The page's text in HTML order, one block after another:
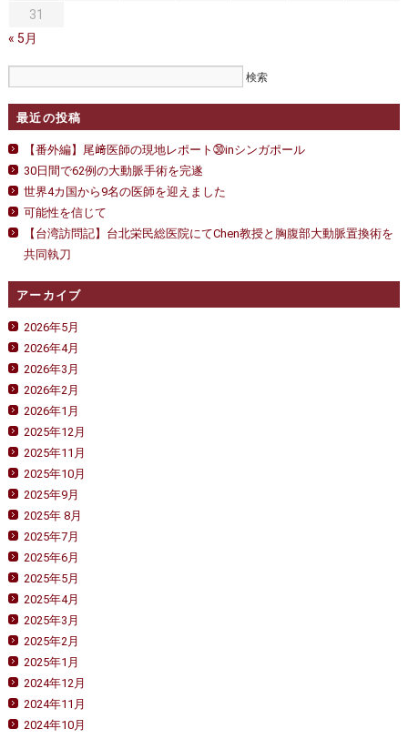
31
« 5月
最近の投稿
【番外編】尾﨑医師の現地レポート㉚inシンガポール
30日間で62例の大動脈手術を完遂
世界4カ国から9名の医師を迎えました
可能性を信じて
【台湾訪問記】台北栄民総医院にてChen教授と胸腹部大動脈置換術を
共同執刀
アーカイブ
2026年5月
2026年4月
2026年3月
2026年2月
2026年1月
2025年12月
2025年11月
2025年10月
2025年9月
2025年 8月
2025年7月
2025年6月
2025年5月
2025年4月
2025年3月
2025年2月
2025年1月
2024年12月
2024年11月
2024年10月